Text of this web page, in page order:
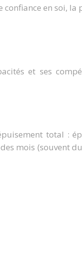
en soi, la
et ses
total :
mois (souvent